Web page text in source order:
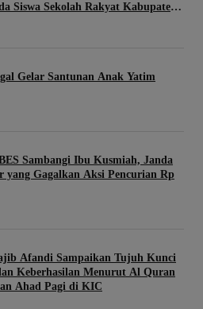
Siswa Sekolah Rakyat Kabupaten
Gelar Santunan Anak Yatim
Sambangi Ibu Kusmiah, Janda
yang Gagalkan Aksi Pencurian Rp
Afandi Sampaikan Tujuh Kunci
Keberhasilan Menurut Al Quran
Ahad Pagi di KIC